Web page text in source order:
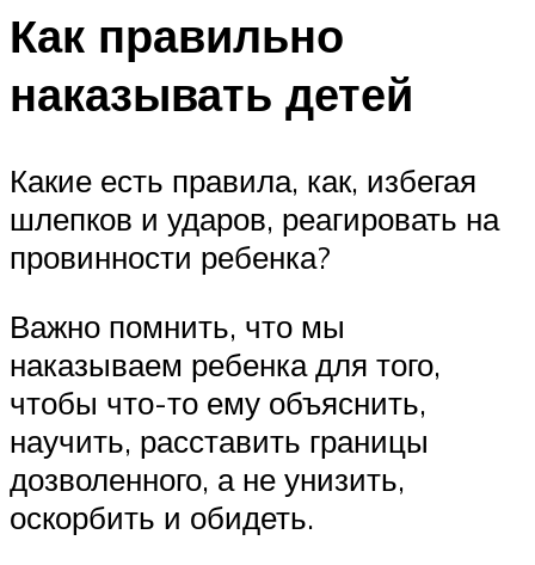
Как правильно
наказывать детей
Какие есть правила, как, избегая
шлепков и ударов, реагировать на
провинности ребенка?
Важно помнить, что мы
наказываем ребенка для того,
чтобы что-то ему объяснить,
научить, расставить границы
дозволенного, а не унизить,
оскорбить и обидеть.